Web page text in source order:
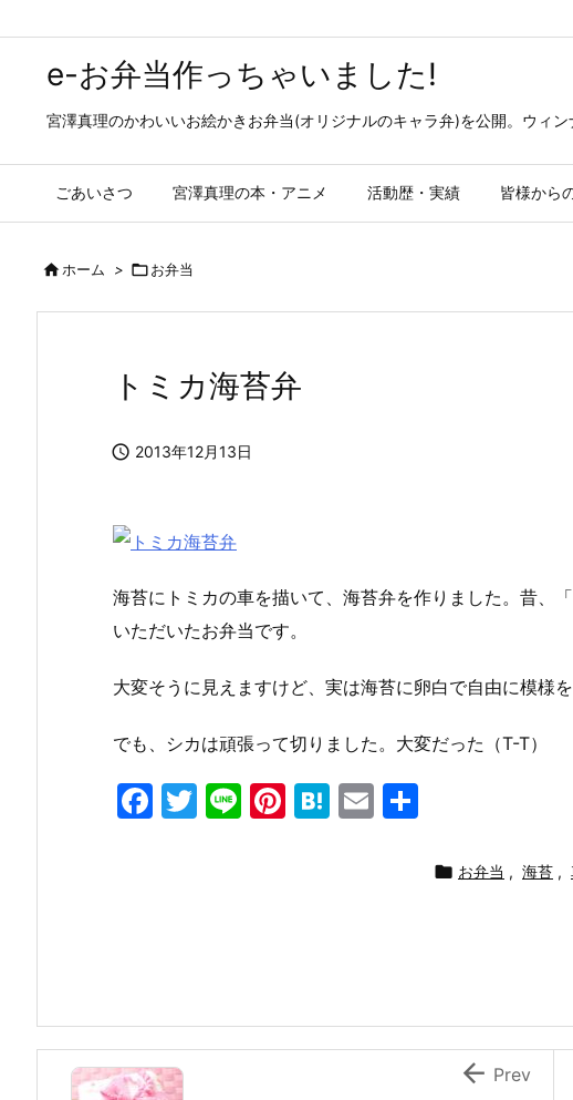
e-お弁当作っちゃいました!
宮澤真理のかわいいお絵かきお弁当(オリジナルのキャラ弁)を公開。ウィ
ごあいさつ 宮澤真理の本・アニメ 活動歴・実績 皆様から
ホーム > お弁当
トミカ海苔弁
 2013年12月13日
海苔にトミカの車を描いて、海苔弁を作りました。昔、
いただいたお弁当です。
大変そうに見えますけど、実は海苔に卵白で自由に模様
でも、シカは頑張って切りました。大変だった（T-T）
F
k
T
Li Pi H
E
 お弁当 , 海苔 ,
 Prev